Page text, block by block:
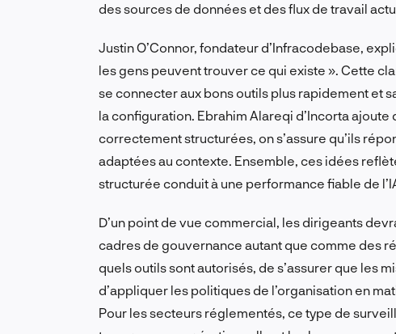
des sources de données et des flux de travail
Justin O’Connor, fondateur d’Infracodebase,
les gens peuvent trouver ce qui existe ». Cette
se connecter aux bons outils plus rapidement et
la configuration. Ebrahim Alareqi d’Incorta
correctement structurées, on s’assure qu’ils
adaptées au contexte. Ensemble, ces idées
structurée conduit à une performance fiable de
D’un point de vue commercial, les dirigeants
cadres de gouvernance autant que comme des
quels outils sont autorisés, de s’assurer que les
d’appliquer les politiques de l’organisation en
Pour les secteurs réglementés, ce type de